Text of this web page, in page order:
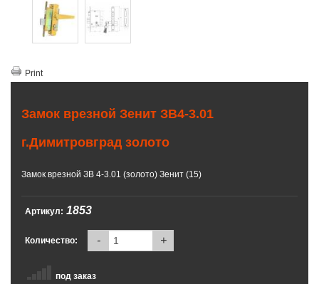
Print
Замок врезной Зенит ЗВ4-3.01
г.Димитровград золото
Замок врезной ЗВ 4-3.01 (золото) Зенит (15)
Артикул: 1853
Количество: - +
под заказ